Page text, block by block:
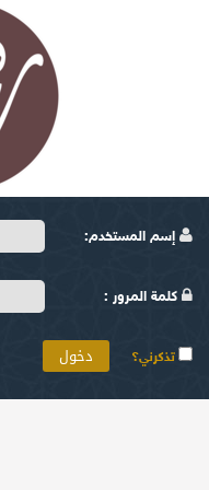
إسم المستخدم:
كلمة المرور :
تذكرني؟